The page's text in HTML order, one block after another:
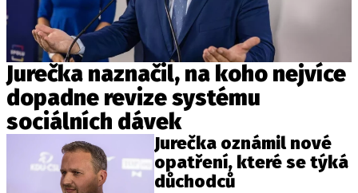
Jurečka naznačil, na koho nejvíce
dopadne revize systému
sociálních dávek
Jurečka oznámil nové
opatření, které se týká
důchodců